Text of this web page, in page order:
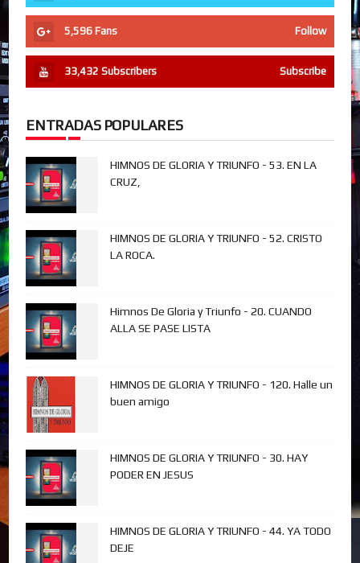
5,596 Fans Follow
33,432 Subscribers Subscribe
ENTRADAS POPULARES
HIMNOS DE GLORIA Y TRIUNFO - 53. EN LA
CRUZ,
HIMNOS DE GLORIA Y TRIUNFO - 52. CRISTO
LA ROCA.
Himnos De Gloria y Triunfo - 20. CUANDO
ALLA SE PASE LISTA
HIMNOS DE GLORIA Y TRIUNFO - 120. Halle un
buen amigo
HIMNOS DE GLORIA Y TRIUNFO - 30. HAY
PODER EN JESUS
HIMNOS DE GLORIA Y TRIUNFO - 44. YA TODO
DEJE